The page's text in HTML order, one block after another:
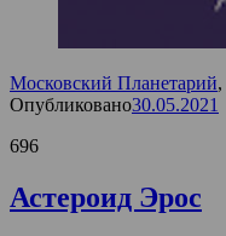
Московский Планетарий,
Опубликовано30.05.2021
696
Астероид Эрос